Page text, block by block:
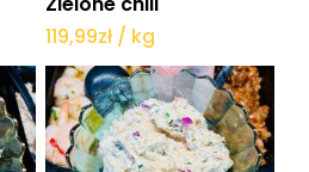
119,99zł / kg